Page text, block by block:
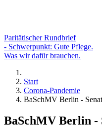
Paritätischer Rundbrief
- Schwerpunkt: Gute Pflege.
Was wir dafür brauchen.
Start
Corona-Pandemie
BaSchMV Berlin -
BaSchMV Berlin -